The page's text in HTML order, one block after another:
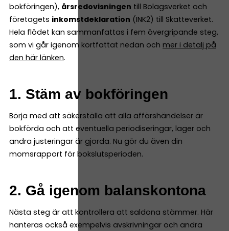
bokföringen), årsredovisningen till Bolagsverket och
företagets inkomstdeklaration (INK2) till Skatteverket.
Hela flödet kan sammanfattas i fem övergripande steg,
som vi går igenom kortfattat nedan och mer i detalj på
den här länken.
1. Stäm av bokföringen
Börja med att säkerställa att alla affärshändelser är
bokförda och att eventuella periodiseringar, lager och
andra justeringar är gjorda. Nu gör du även din
momsrapport för bokslutsperioden.
2. Gå igenom balanskontona
Nästa steg är att kontrollera att saldona stämmer. Här
hanteras också exempelvis avskrivningar och andra